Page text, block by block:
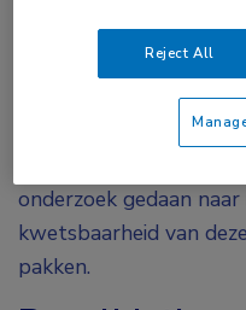
Oudere patiënten die
worden opgenomen,
slechte kwaliteit van
onderzoek gedaan
kwetsbaarheid van
pakken.
Reject All